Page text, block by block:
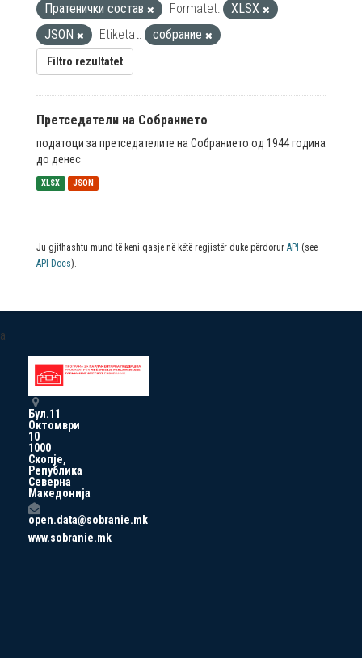
Пратенички состав
Formatet:
XLSX
JSON
Etiketat: собрание
Filtro rezultatet
Претседатели на Собранието
податоци за претседателите на Собранието од 1944 година
до денес
XLSX JSON
Ju gjithashtu mund të keni qasje në këtë regjistër duke përdorur API (see
API Docs).
a
Бул.11
Октомври
10
1000
Скопје,
Република
Северна
Македонија
open.data@sobranie.mk
www.sobranie.mk